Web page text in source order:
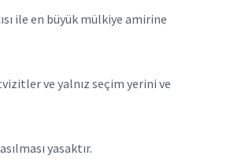
ile en büyük mülkiye amirine
ve yalnız seçim yerini ve
yasaktır.